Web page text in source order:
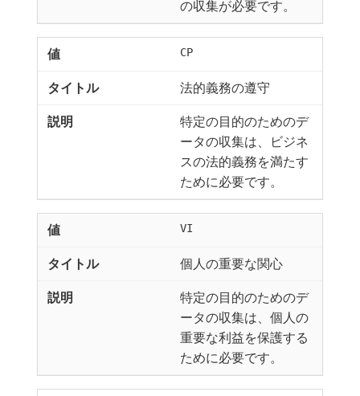
の収集が必要です。
CP
法的義務の遵守
特定の目的のためのデ
ータの収集は、ビジネ
スの法的義務を満たす
ために必要です。
VI
個人の重要な関心
特定の目的のためのデ
ータの収集は、個人の
重要な利益を保護する
ために必要です。